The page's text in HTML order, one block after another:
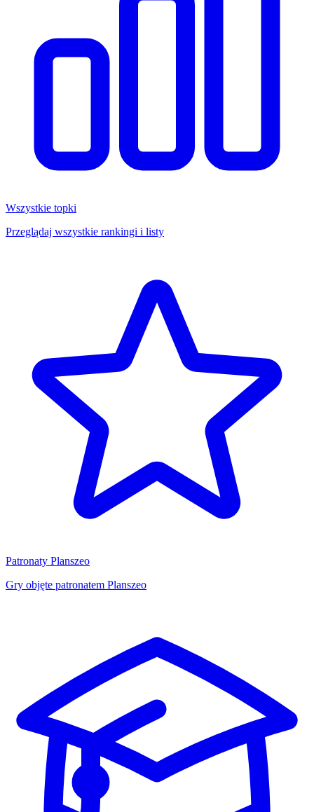
Wszystkie topki
Przeglądaj wszystkie rankingi i listy
Patronaty Planszeo
Gry objęte patronatem Planszeo